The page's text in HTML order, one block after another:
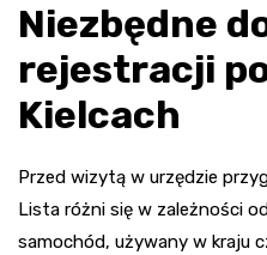
Niezbędne
rejestracji
Kielcach
Przed wizytą w urzędzie
Lista różni się w zależności
samochód, używany w kraju